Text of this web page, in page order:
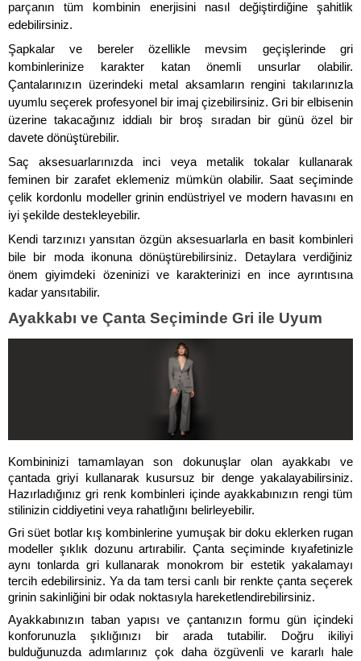
parçanın tüm kombinin enerjisini nasıl değiştirdiğine şahitlik
edebilirsiniz.
Şapkalar ve bereler özellikle mevsim geçişlerinde gri
kombinlerinize karakter katan önemli unsurlar olabilir.
Çantalarınızın üzerindeki metal aksamların rengini takılarınızla
uyumlu seçerek profesyonel bir imaj çizebilirsiniz. Gri bir elbisenin
üzerine takacağınız iddialı bir broş sıradan bir günü özel bir
davete dönüştürebilir.
Saç aksesuarlarınızda inci veya metalik tokalar kullanarak
feminen bir zarafet eklemeniz mümkün olabilir. Saat seçiminde
çelik kordonlu modeller grinin endüstriyel ve modern havasını en
iyi şekilde destekleyebilir.
Kendi tarzınızı yansıtan özgün aksesuarlarla en basit kombinleri
bile bir moda ikonuna dönüştürebilirsiniz. Detaylara verdiğiniz
önem giyimdeki özeninizi ve karakterinizi en ince ayrıntısına
kadar yansıtabilir.
Ayakkabı ve Çanta Seçiminde Gri ile Uyum
Kombininizi tamamlayan son dokunuşlar olan ayakkabı ve
çantada griyi kullanarak kusursuz bir denge yakalayabilirsiniz.
Hazırladığınız gri renk kombinleri içinde ayakkabınızın rengi tüm
stilinizin ciddiyetini veya rahatlığını belirleyebilir.
Gri süet botlar kış kombinlerine yumuşak bir doku eklerken rugan
modeller şıklık dozunu artırabilir. Çanta seçiminde kıyafetinizle
aynı tonlarda gri kullanarak monokrom bir estetik yakalamayı
tercih edebilirsiniz. Ya da tam tersi canlı bir renkte çanta seçerek
grinin sakinliğini bir odak noktasıyla hareketlendirebilirsiniz.
Ayakkabınızın taban yapısı ve çantanızın formu gün içindeki
konforunuzla şıklığınızı bir arada tutabilir. Doğru ikiliyi
bulduğunuzda adımlarınız çok daha özgüvenli ve kararlı hale